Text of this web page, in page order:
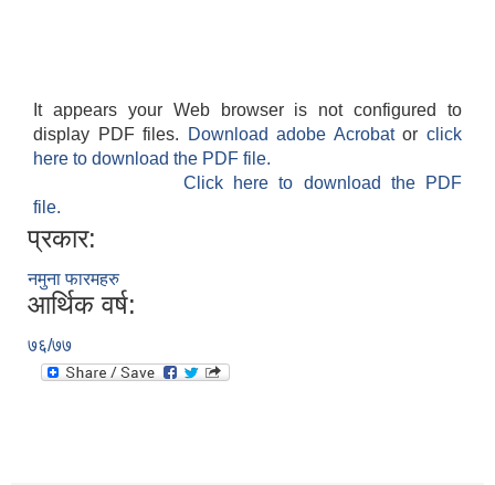
It appears your Web browser is not configured to
display PDF files.
Download adobe Acrobatorclick
here to download the PDF file.
Click here to download the PDF
file.
प्रकार:
नमुना फारमहरु
आर्थिक वर्ष:
७६/७७